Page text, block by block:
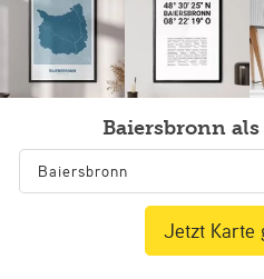
Baiersbronn
Jetzt Karte